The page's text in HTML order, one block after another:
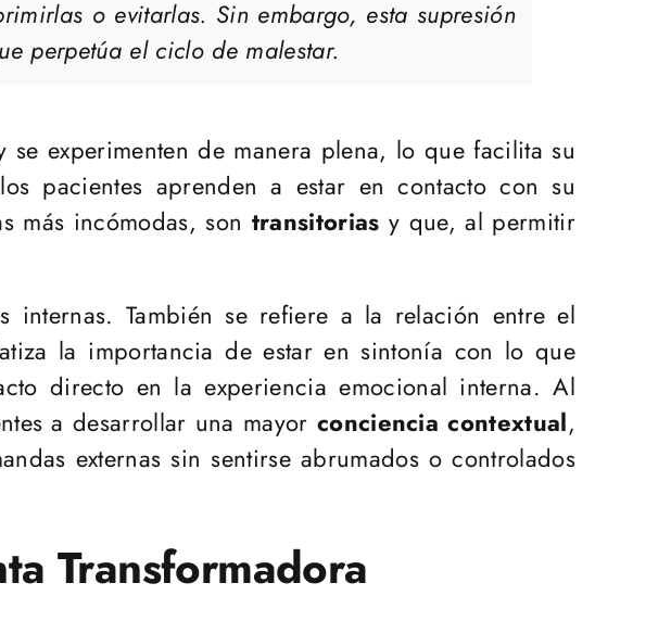
o evitarlas. Sin embargo, esta supresión
perpetúa el ciclo de malestar.
experimenten de manera plena, lo que facilita su
pacientes aprenden a estar en contacto con su
más incómodas, son transitorias y que, al permitir
También se refiere a la relación entre el
la importancia de estar en sintonía con lo que
directo en la experiencia emocional interna. Al
a desarrollar una mayor conciencia contextual,
externas sin sentirse abrumados o controlados
Transformadora